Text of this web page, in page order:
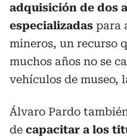
adquisición de dos
especializadas para
mineros, un recurso
muchos años no se
vehículos de museo,
Álvaro Pardo
de capacitar a los